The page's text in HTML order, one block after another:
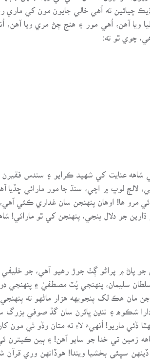
چيائين ته اُهي خالي جايون مون کي
ويا آهن، اُهي مور ۽ هنج ڄڻ مري ويا
چوي ٿو ته:
شاهه عنايت کي شهيد ڪرايو ۽ سندس فقيرن
لالچ لوڀ ۾ اچي، سنڌ جا مور مارائي
مرو ها! اوهان پنهنجن سان غداري ڪئي
جو دلال بنجي، پنهنجن کي ٿو مارائي!
جو پاڻ ۾ پراڻو ڳٺ جوڙ رهيو آهي، جو خليفي
مان هڪ لک پنجويهه هزار ماڻهو ته
شڪوه ۽ ننڍن ڀائرن سان گڏ صوفي
ڏئي ماريو! اُنهيءَ لاءِ ته متان وڏو ٿي مون
زمين تي خدا جو سايو آهن! ۽ ٻين